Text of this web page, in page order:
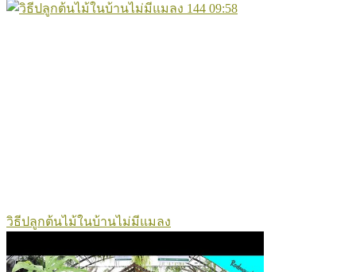
144 09:58
วิธีปลูกต้นไม้ในบ้านไม่มีแมลง